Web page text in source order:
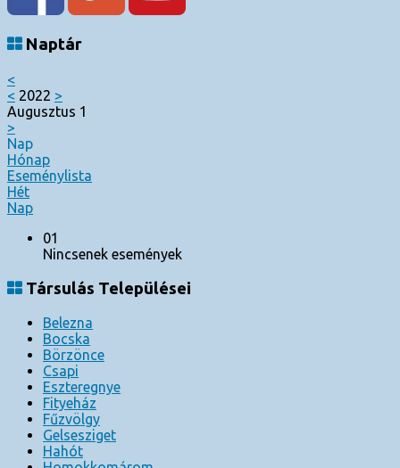
Naptár
<
< 2022 >
Augusztus 1
>
Nap
Hónap
Eseménylista
Hét
Nap
01
Nincsenek események
Társulás Települései
Belezna
Bocska
Börzönce
Csapi
Eszteregnye
Fityeház
Fűzvölgy
Gelsesziget
Hahót